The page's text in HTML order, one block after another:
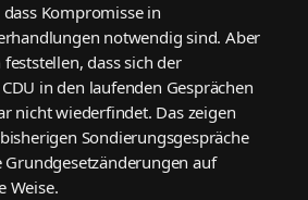
Kompromisse in
notwendig sind. Aber
dass sich der
in den laufenden Gesprächen
nicht wiederfindet. Das zeigen
Sondierungsgespräche
Grundgesetzänderungen auf
Weise.